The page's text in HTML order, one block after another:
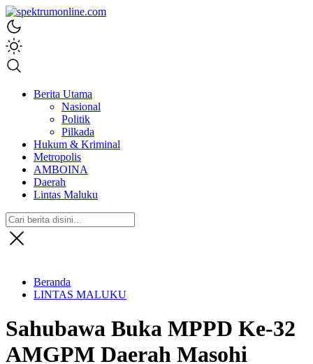
spektrumonline.com
Berita Utama
Nasional
Politik
Pilkada
Hukum & Kriminal
Metropolis
AMBOINA
Daerah
Lintas Maluku
Beranda
LINTAS MALUKU
Sahubawa Buka MPPD Ke-32
AMGPM Daerah Masohi